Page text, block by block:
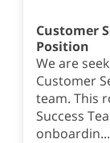
Customer
Position
We are
Customer
team. This
Success
onboardin...